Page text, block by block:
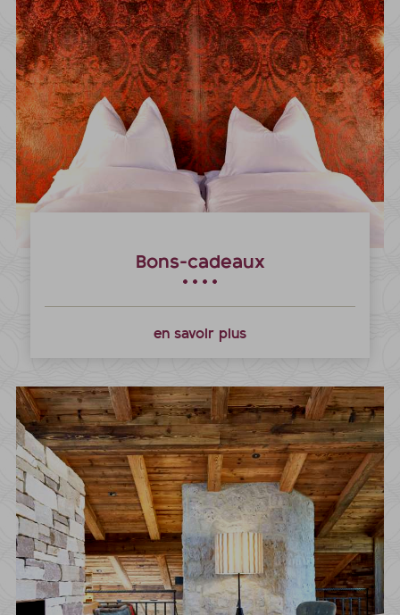
Bons-cadeaux
en savoir plus